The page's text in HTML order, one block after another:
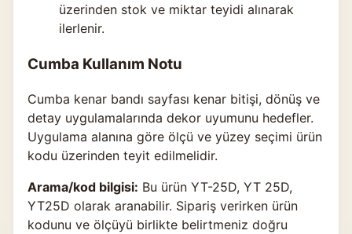
üzerinden stok ve miktar teyidi alınarak
ilerlenir.
Cumba Kullanım Notu
Cumba kenar bandı sayfası kenar bitişi, dönüş ve
detay uygulamalarında dekor uyumunu hedefler.
Uygulama alanına göre ölçü ve yüzey seçimi ürün
kodu üzerinden teyit edilmelidir.
Arama/kod bilgisi: Bu ürün YT-25D, YT 25D,
YT25D olarak aranabilir. Sipariş verirken ürün
kodunu ve ölçüyü birlikte belirtmeniz doğru